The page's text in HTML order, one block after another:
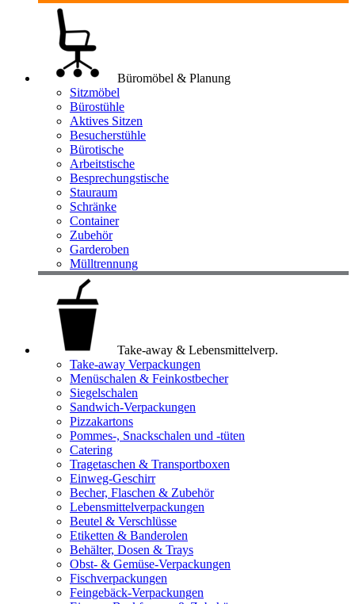
Büromöbel & Planung
Sitzmöbel
Bürostühle
Aktives Sitzen
Besucherstühle
Bürotische
Arbeitstische
Besprechungstische
Stauraum
Schränke
Container
Zubehör
Garderoben
Mülltrennung
Take-away & Lebensmittelverp.
Take-away Verpackungen
Menüschalen & Feinkostbecher
Siegelschalen
Sandwich-Verpackungen
Pizzakartons
Pommes-, Snackschalen und -tüten
Catering
Tragetaschen & Transportboxen
Einweg-Geschirr
Becher, Flaschen & Zubehör
Lebensmittelverpackungen
Beutel & Verschlüsse
Etiketten & Banderolen
Behälter, Dosen & Trays
Obst- & Gemüse-Verpackungen
Fischverpackungen
Feingebäck-Verpackungen